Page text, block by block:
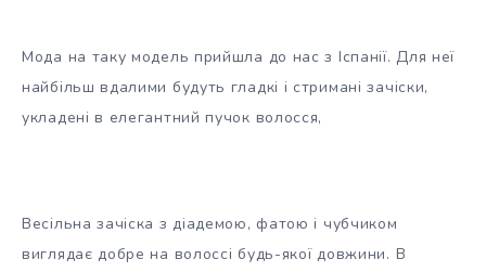
Мода на таку модель прийшла до нас з Іспанії. Для неї
найбільш вдалими будуть гладкі і стримані зачіски,
укладені в елегантний пучок волосся,
Весільна зачіска з діадемою, фатою і чубчиком
виглядає добре на волоссі будь-якої довжини. В